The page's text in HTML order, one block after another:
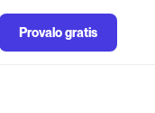
Provalo gratis